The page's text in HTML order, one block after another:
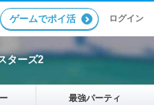
ゲームでポイ活 ログイン
ターズ2
最強パーティ